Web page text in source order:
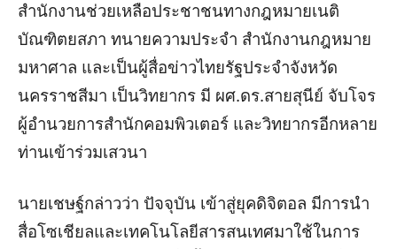
สำนักงานช่วยเหลือประชาชนทางกฎหมายเนติ
บัณฑิตยสภา ทนายความประจำ สำนักงานกฎหมาย
มหาศาล และเป็นผู้สื่อข่าวไทยรัฐประจำจังหวัด
นครราชสีมา เป็นวิทยากร มี ผศ.ดร.สายสุนีย์ จับโจร
ผู้อำนวยการสำนักคอมพิวเตอร์ และวิทยากรอีกหลาย
ท่านเข้าร่วมเสวนา
นายเชษฐ์กล่าวว่า ปัจจุบัน เข้าสู่ยุคดิจิตอล มีการนำ
สื่อโซเชียลและเทคโนโลยีสารสนเทศมาใช้ในการ